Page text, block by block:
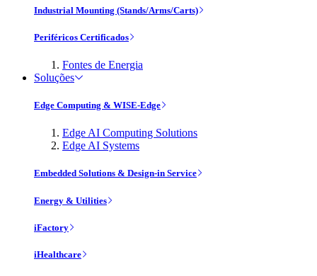
Industrial Mounting (Stands/Arms/Carts)
Periféricos Certificados
Fontes de Energia
Soluções
Edge Computing & WISE-Edge
Edge AI Computing Solutions
Edge AI Systems
Embedded Solutions & Design-in Service
Energy & Utilities
iFactory
iHealthcare